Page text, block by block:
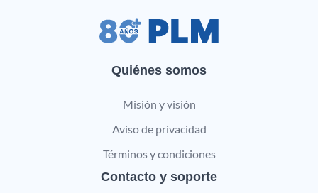
Quiénes somos
Misión y visión
Aviso de privacidad
Términos y condiciones
Contacto y soporte